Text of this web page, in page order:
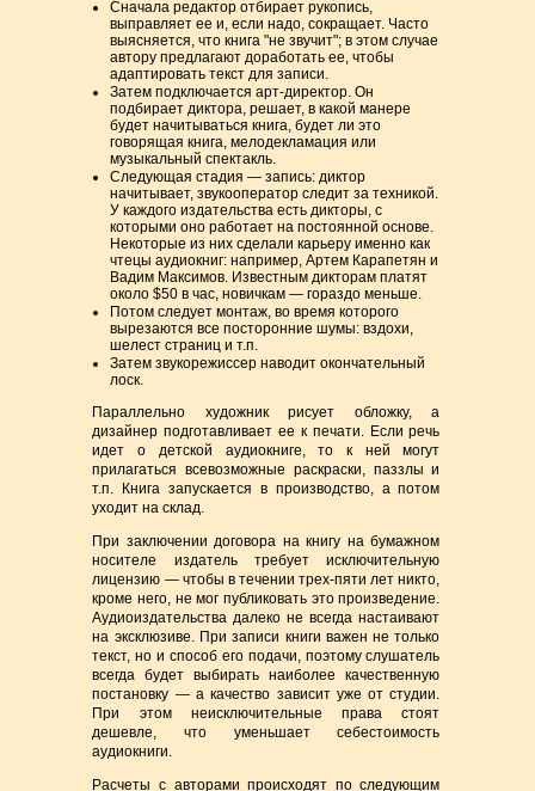
Сначала редактор отбирает рукопись,
выправляет ее и, если надо, сокращает. Часто
выясняется, что книга "не звучит"; в этом случае
автору предлагают доработать ее, чтобы
адаптировать текст для записи.
Затем подключается арт-директор. Он
подбирает диктора, решает, в какой манере
будет начитываться книга, будет ли это
говорящая книга, мелодекламация или
музыкальный спектакль.
Следующая стадия — запись: диктор
начитывает, звукооператор следит за техникой.
У каждого издательства есть дикторы, с
которыми оно работает на постоянной основе.
Некоторые из них сделали карьеру именно как
чтецы аудиокниг: например, Артем Карапетян и
Вадим Максимов. Известным дикторам платят
около $50 в час, новичкам — гораздо меньше.
Потом следует монтаж, во время которого
вырезаются все посторонние шумы: вздохи,
шелест страниц и т.п.
Затем звукорежиссер наводит окончательный
лоск.
Параллельно художник рисует обложку, а
дизайнер подготавливает ее к печати. Если речь
идет о детской аудиокниге, то к ней могут
прилагаться всевозможные раскраски, паззлы и
т.п. Книга запускается в производство, а потом
уходит на склад.
При заключении договора на книгу на бумажном
носителе издатель требует исключительную
лицензию — чтобы в течении трех-пяти лет никто,
кроме него, не мог публиковать это произведение.
Аудиоиздательства далеко не всегда настаивают
на эксклюзиве. При записи книги важен не только
текст, но и способ его подачи, поэтому слушатель
всегда будет выбирать наиболее качественную
постановку — а качество зависит уже от студии.
При этом неисключительные права стоят
дешевле, что уменьшает себестоимость
аудиокниги.
Расчеты с авторами происходят по следующим